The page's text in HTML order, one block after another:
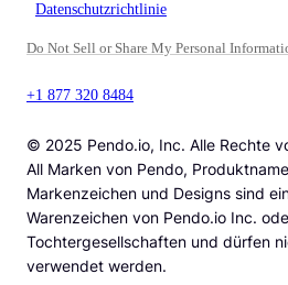
Datenschutzrichtlinie
Do Not Sell or Share My Personal
+1 877 320 8484
© 2025 Pendo.io, Inc. Alle Rechte
All Marken von Pendo,
Markenzeichen und Designs sind
Warenzeichen von Pendo.io Inc.
Tochtergesellschaften und dürfen
verwendet werden.